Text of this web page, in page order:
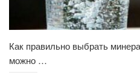
Как правильно выбрать
можно …